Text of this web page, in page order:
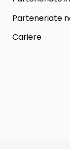
Parteneriate
Cariere